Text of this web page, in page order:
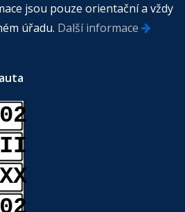
jsou pouze orientační a vždy
úřadu. Další informace